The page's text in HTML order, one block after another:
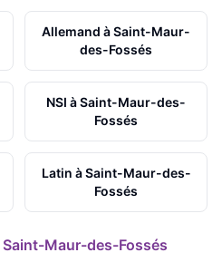
Allemand àSaint-Maur-
des-Fossés
NSI àSaint-Maur-des-
Fossés
Latin àSaint-Maur-des-
Fossés
Saint-Maur-des-Fossés